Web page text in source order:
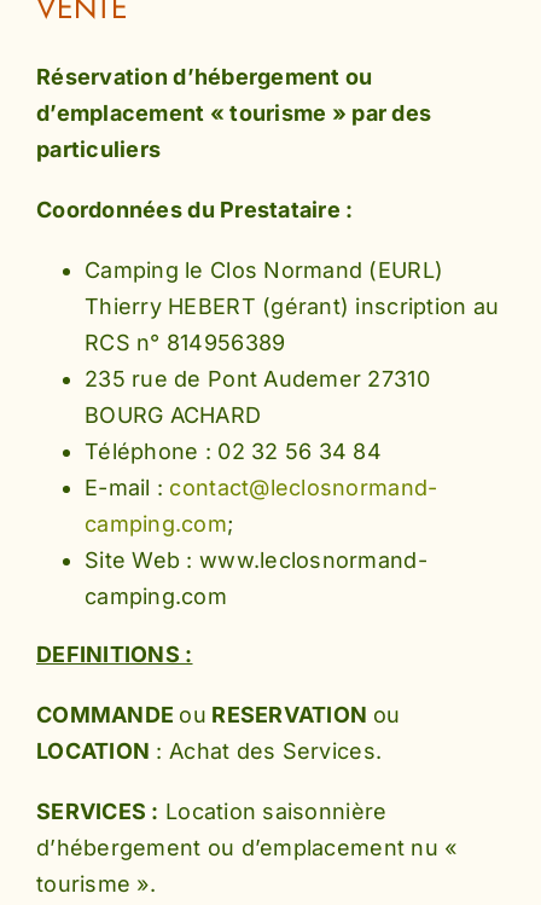
Réservation d’hébergement ou
d’emplacement « tourisme » par des
particuliers
Coordonnées du Prestataire :
Camping le Clos Normand (EURL)
Thierry HEBERT (gérant) inscription au
RCS n° 814956389
235 rue de Pont Audemer 27310
BOURG ACHARD
Téléphone : 02 32 56 34 84
E-mail : contact@leclosnormand-
camping.com;
Site Web : www.leclosnormand-
camping.com
DEFINITIONS :
COMMANDE ou RESERVATION ou
LOCATION : Achat des Services.
SERVICES : Location saisonnière
d’hébergement ou d’emplacement nu «
tourisme ».